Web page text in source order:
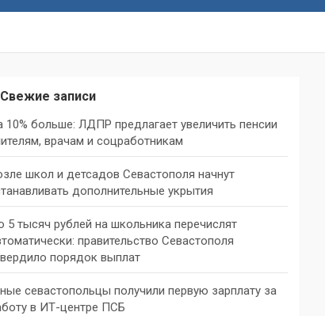
Свежие записи
10% больше: ЛДПР предлагает увеличить пенсии
врачам и соцработникам
школ и детсадов Севастополя начнут
дополнительные укрытия
5 тысяч рублей на школьника перечислят
правительство Севастополя
порядок выплат
севастопольцы получили первую зарплату за
в ИТ-центре ПСБ